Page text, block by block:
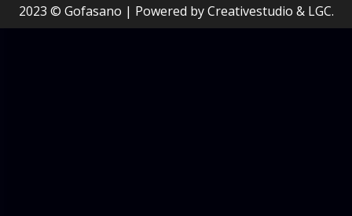
2023 © Gofasano | Powered byCreativestudio & LGC.